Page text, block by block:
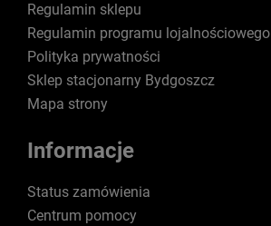
Regulamin sklepu
Regulamin programu lojalnościowego
Polityka prywatności
Sklep stacjonarny Bydgoszcz
Mapa strony
Informacje
Status zamówienia
Centrum pomocy